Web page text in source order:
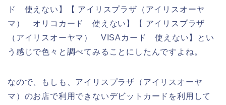
ド 使えない】【 アイリスプラザ（アイリスオーヤ
マ） オリコカード 使えない】【 アイリスプラザ
（アイリスオーヤマ） VISAカード 使えない】とい
う感じで色々と調べてみることにしたんですよね。
なので、もしも、アイリスプラザ（アイリスオーヤ
マ）のお店で利用できないデビットカードを利用して